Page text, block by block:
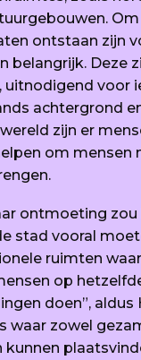
ontstaan zijn
belangrijk. Deze
uitnodigend voor
achtergrond
zijn er
om mensen
ontmoeting zou
stad vooral
ruimten waar
op
doen”, aldus
waar zowel